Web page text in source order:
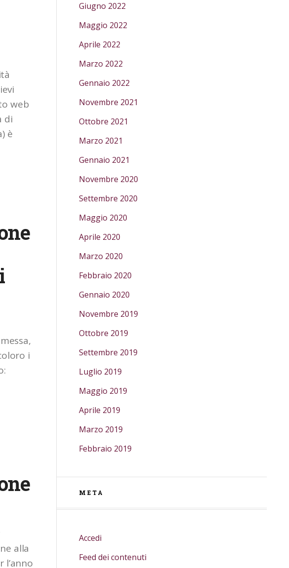
web
di
è
i
alla
l’anno
Giugno 2022
Maggio 2022
Aprile 2022
Marzo 2022
Gennaio 2022
Novembre 2021
Ottobre 2021
Marzo 2021
Gennaio 2021
Novembre 2020
Settembre 2020
Maggio 2020
Aprile 2020
Marzo 2020
Febbraio 2020
Gennaio 2020
Novembre 2019
Ottobre 2019
Settembre 2019
Luglio 2019
Maggio 2019
Aprile 2019
Marzo 2019
Febbraio 2019
META
Accedi
Feed dei contenuti